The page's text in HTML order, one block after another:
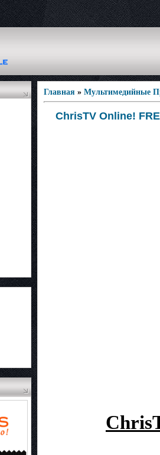
Главная » Мультимедийные
ChrisTV Online!